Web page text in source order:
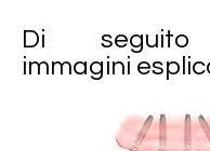
Di seguito
immagini